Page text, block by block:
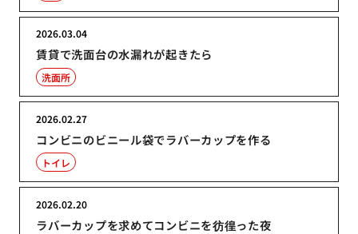
賃貸で洗面台の水漏れが起きたら
2026.03.04
洗面所
コンビニのビニール袋でラバーカップを作る
2026.02.27
トイレ
ラバーカップを求めてコンビニを彷徨った夜
2026.02.20